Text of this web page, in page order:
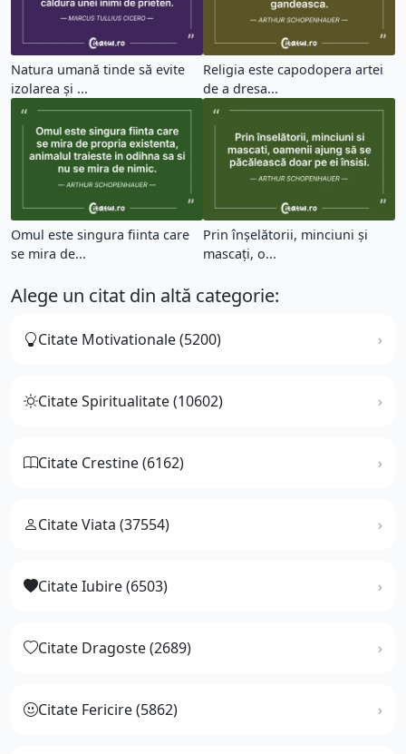
Natura umană tinde să evite
izolarea și ...
Religia este capodopera artei
de a dresa...
Omul este singura fiinta care
se mira de...
Prin înșelătorii, minciuni și
mascați, o...
Alege un citat din altă categorie:
Citate Motivationale (5200)
Citate Spiritualitate (10602)
Citate Crestine (6162)
Citate Viata (37554)
Citate Iubire (6503)
Citate Dragoste (2689)
Citate Fericire (5862)